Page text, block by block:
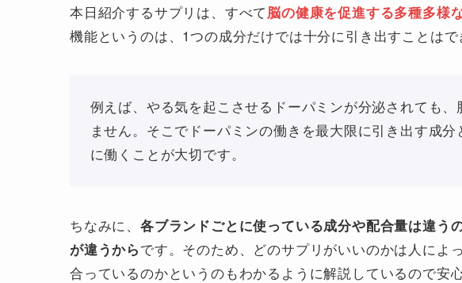
本日紹介するサプリは、すべて脳の健康を促進する多種多様
機能というのは、1つの成分だけでは十分に引き出すことはで
例えば、やる気を起こさせるドーパミンが分泌されても
ません。そこでドーパミンの働きを最大限に引き出す成
に働くことが大切です。
ちなみに、 各ブランドごとに使っている成分や配合量は違う
が違うからです。そのため、どのサプリがいいのかは人によ
合っているのかというのもわかるように解説しているので安